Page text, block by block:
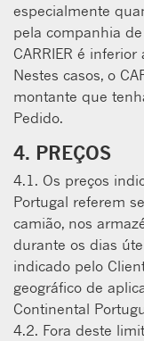
especialmente
pela companhia
CARRIER é
Nestes casos, o
montante que
Pedido.
4. PREÇOS
4.1. Os preços
Portugal referem
camião, nos
durante os dias
indicado pelo
geográﬁco de
Continental
4.2. Fora deste